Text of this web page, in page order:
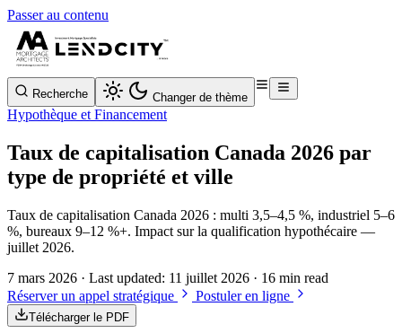
Passer au contenu
Recherche Changer de thème
Hypothèque et Financement
Taux de capitalisation Canada 2026 par
type de propriété et ville
Taux de capitalisation Canada 2026 : multi 3,5–4,5 %, industriel 5–6
%, bureaux 9–12 %+. Impact sur la qualification hypothécaire —
juillet 2026.
7 mars 2026 · Last updated: 11 juillet 2026 · 16 min read
Réserver un appel stratégique
Postuler en ligne
Télécharger le PDF